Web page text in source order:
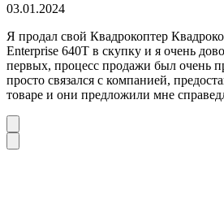
03.01.2024
Я продал свой Квадрокоптер
Enterprise 640T в скупку и я очень
первых, процесс продажи был очень
просто связался с компанией,
товаре и они предложили мне